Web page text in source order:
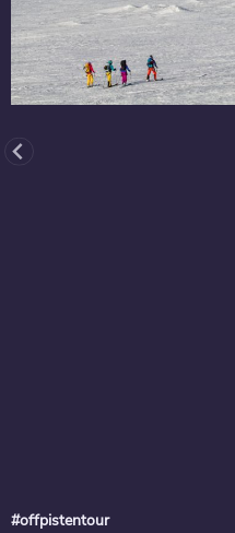
#offpistentour